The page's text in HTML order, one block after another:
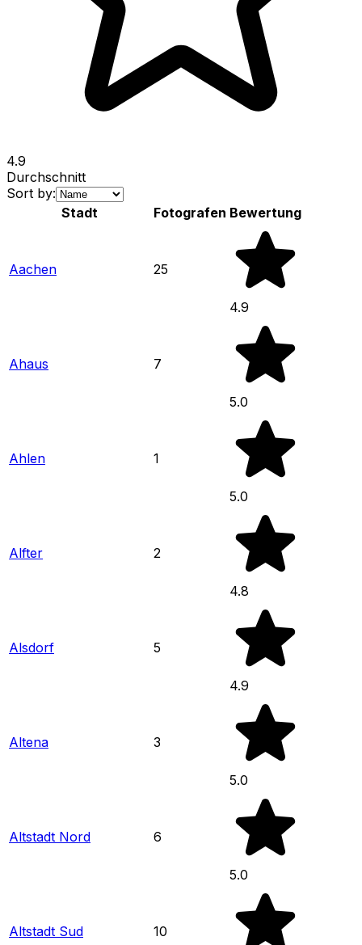
4.9
Durchschnitt
Sort by:
Stadt
Fotografen Bewertung
Aachen 25
4.9
Ahaus 7
5.0
Ahlen 1
5.0
Alfter 2
4.8
Alsdorf 5
4.9
Altena 3
5.0
Altstadt Nord 6
5.0
Altstadt Sud 10